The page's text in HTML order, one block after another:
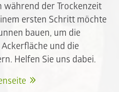
während der Trockenzeit
ersten Schritt möchte
bauen, um die
und die
Helfen Sie uns dabei.